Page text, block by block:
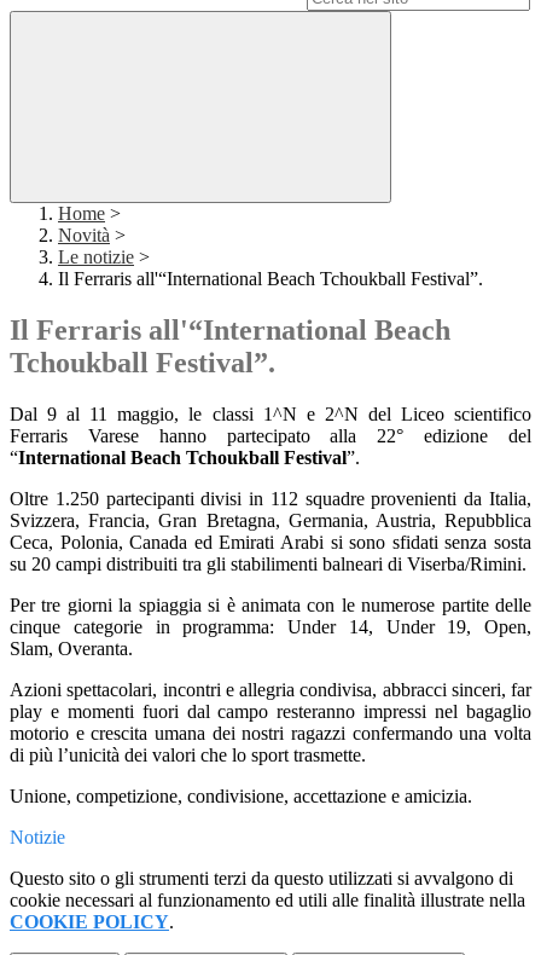
Home >
Novità >
Le notizie >
Il Ferraris all'“International Beach Tchoukball Festival”.
Il Ferraris all'“International Beach
Tchoukball Festival”.
Dal 9 al 11 maggio, le classi 1^N e 2^N del Liceo scientifico
Ferraris Varese hanno partecipato alla 22° edizione del
“International Beach Tchoukball Festival”.
Oltre 1.250 partecipanti divisi in 112 squadre provenienti da Italia,
Svizzera, Francia, Gran Bretagna, Germania, Austria, Repubblica
Ceca, Polonia, Canada ed Emirati Arabi si sono sfidati senza sosta
su 20 campi distribuiti tra gli stabilimenti balneari di Viserba/Rimini.
Per tre giorni la spiaggia si è animata con le numerose partite delle
cinque categorie in programma: Under 14, Under 19, Open,
Slam, Overanta.
Azioni spettacolari, incontri e allegria condivisa, abbracci sinceri, far
play e momenti fuori dal campo resteranno impressi nel bagaglio
motorio e crescita umana dei nostri ragazzi confermando una volta
di più l’unicità dei valori che lo sport trasmette.
Unione, competizione, condivisione, accettazione e amicizia.
Notizie
Questo sito o gli strumenti terzi da questo utilizzati si avvalgono di
cookie necessari al funzionamento ed utili alle finalità illustrate nella
COOKIE POLICY.